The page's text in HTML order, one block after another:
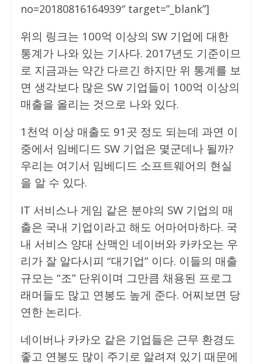
no=20180816164939″ target=”_blank”]
위의 링크는 100억 이상의 SW 기업에 대한
통계가 나와 있는 기사다. 2017년도 기준이므
로 지금과는 약간 다르긴 하지만 위 통계를 보
면 생각보다 많은 SW 기업들이 100억 이상의
매출을 올리는 것으로 나와 있다.
1천억 이상 매출도 91곳 정도 되는데 과연 이
중에서 임베디드 SW 기업은 몇군데나 될까?
우리는 여기서 임베디드 소프트웨어의 현실
을 알 수 있다.
IT 서비스나 게임 같은 분야의 SW 기업의 매
출은 국내 기업이라고 해도 어마어마하다. 국
내 서비스 양대 산맥인 네이버와 카카오는 우
리가 잘 알다시피 “대기업” 이다. 이들의 매출
규모는 “조” 단위이며 그만큼 채용된 프로그
래머들도 많고 연봉도 높게 준다. 어찌보면 당
연한 논리다.
네이버나 카카오 같은 기업들은 근무 환경도
좋고 연봉도 많이 주기로 알려져 있기 때문에